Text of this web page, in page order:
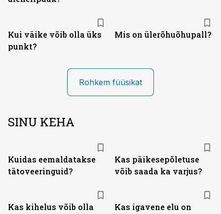
Kui väike võib olla üks
punkt?
Mis on ülerõhuõhupall?
Rohkem füüsikat
SINU KEHA
Kuidas eemaldatakse
tätoveeringuid?
Kas päikesepõletuse
võib saada ka varjus?
Kas kihelus võib olla
Kas igavene elu on